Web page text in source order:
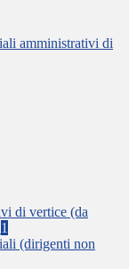
amministrativi di
di vertice (da
1
(dirigenti non